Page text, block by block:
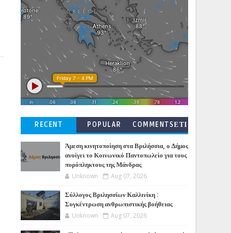
RECENT POPULAR
COMMENTSΕΤΙ
Άμεση κινητοποίηση στα Βριλήσσια, ο Δήμος
ανοίγει το Κοινωνικό Παντοπωλείο για τους
πυρόπληκτους της Μάνδρας
Unknown Aug 07, 2026
Σύλλογος Βριλησσίων Καλλινίκη :
Συγκέντρωση ανθρωπιστικής βοήθειας
Unknown Aug 07, 2026